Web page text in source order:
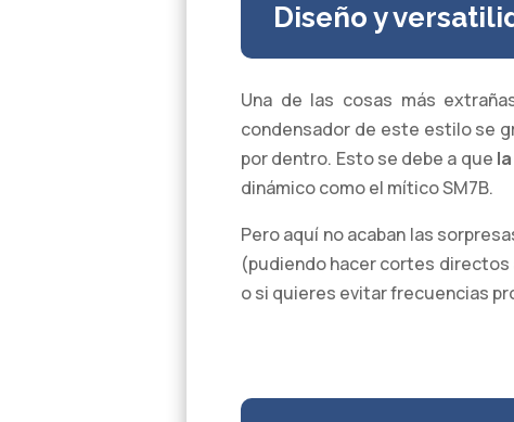
Diseño y
Una de las cosas más
condensador de este estilo se
por dentro. Esto se debe a que
dinámico como el mítico SM7B.
Pero aquí no acaban las
(pudiendo hacer cortes directos
o si quieres evitar frecuencias